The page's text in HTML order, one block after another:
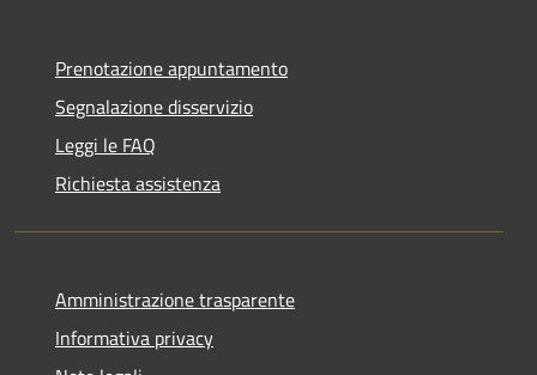
Prenotazione appuntamento
Segnalazione disservizio
Leggi le FAQ
Richiesta assistenza
Amministrazione trasparente
Informativa privacy